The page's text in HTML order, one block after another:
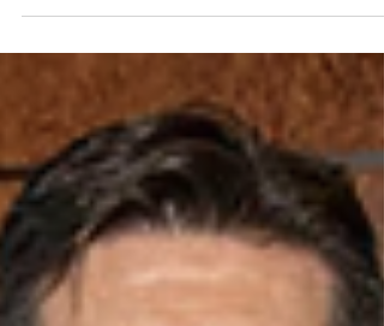
del cambio climático entre distintas...